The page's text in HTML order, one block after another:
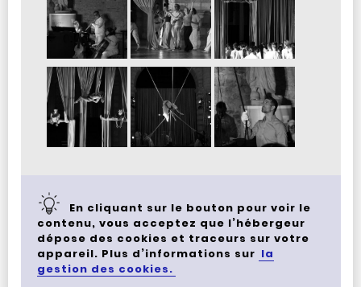
En cliquant sur le bouton pour voir le
contenu, vous acceptez que l’hébergeur
dépose des cookies et traceurs sur votre
appareil. Plus d’informations sur la
gestion des cookies.